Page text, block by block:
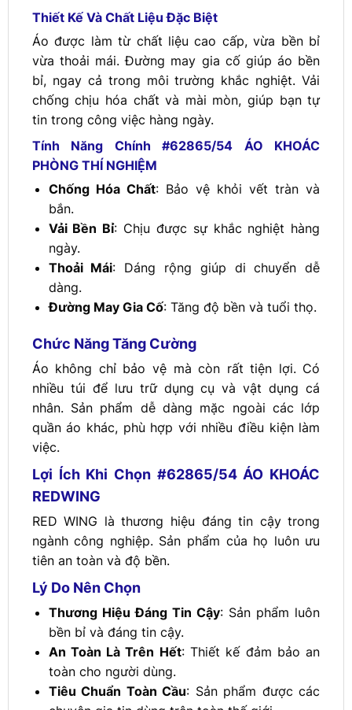
Thiết Kế Và Chất Liệu Đặc Biệt
Áo được làm từ chất liệu cao cấp, vừa bền bỉ
vừa thoải mái. Đường may gia cố giúp áo bền
bỉ, ngay cả trong môi trường khắc nghiệt. Vải
chống chịu hóa chất và mài mòn, giúp bạn tự
tin trong công việc hàng ngày.
Tính Năng Chính #62865/54 ÁO KHOÁC
PHÒNG THÍ NGHIỆM
Chống Hóa Chất: Bảo vệ khỏi vết tràn và
bắn.
Vải Bền Bỉ: Chịu được sự khắc nghiệt hàng
ngày.
Thoải Mái: Dáng rộng giúp di chuyển dễ
dàng.
Đường May Gia Cố: Tăng độ bền và tuổi thọ.
Chức Năng Tăng Cường
Áo không chỉ bảo vệ mà còn rất tiện lợi. Có
nhiều túi để lưu trữ dụng cụ và vật dụng cá
nhân. Sản phẩm dễ dàng mặc ngoài các lớp
quần áo khác, phù hợp với nhiều điều kiện làm
việc.
Lợi Ích Khi Chọn #62865/54 ÁO KHOÁC
REDWING
RED WING là thương hiệu đáng tin cậy trong
ngành công nghiệp. Sản phẩm của họ luôn ưu
tiên an toàn và độ bền.
Lý Do Nên Chọn
Thương Hiệu Đáng Tin Cậy: Sản phẩm luôn
bền bỉ và đáng tin cậy.
An Toàn Là Trên Hết: Thiết kế đảm bảo an
toàn cho người dùng.
Tiêu Chuẩn Toàn Cầu: Sản phẩm được các